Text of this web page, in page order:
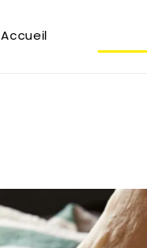
Accueil